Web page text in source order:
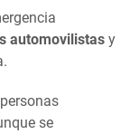
automovilistas y
se